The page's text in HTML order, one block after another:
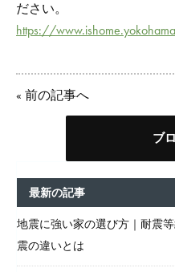
ださい。
https://
« 前の記事へ
ブ
最新の記事
地震に強い家の選び方｜耐震
震の違いとは